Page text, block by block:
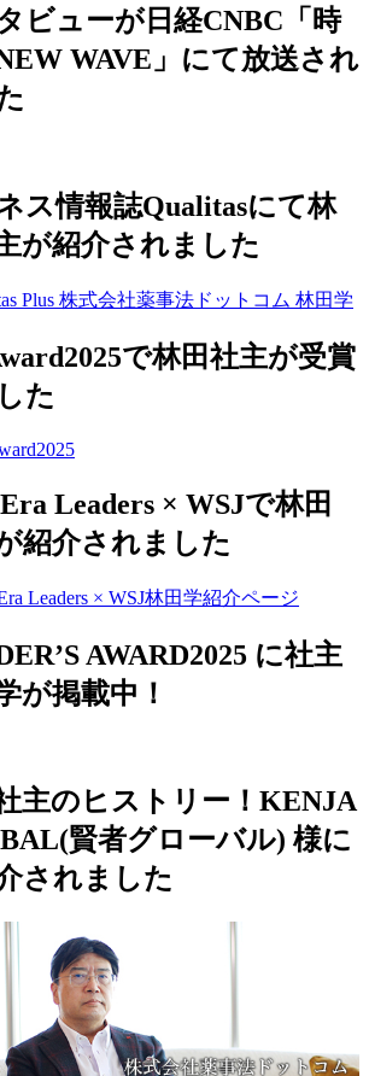
ビューが日経CNBC「時
WAVE」にて放送され
ス情報誌Qualitasにて林
が紹介されました
で林田社主が受賞
た
Leaders × WSJで林田
紹介されました
AWARD2025 に社主
が掲載中！
主のヒストリー！KENJA
賢者グローバル) 様に
されました